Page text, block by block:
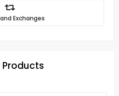
Exchanges